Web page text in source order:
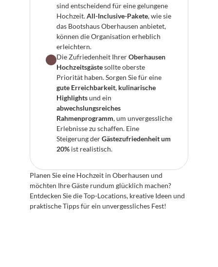
sind entscheidend für eine gelungene
Hochzeit. All-Inclusive-Pakete, wie sie
das Bootshaus Oberhausen anbietet,
können die Organisation erheblich
erleichtern.
Die Zufriedenheit Ihrer Oberhausen
Hochzeitsgäste sollte oberste
gute Erreichbarkeit, kulinarische
Highlights
abwechslungsreiches
Rahmenprogramm, um unvergessliche
Erlebnisse zu schaffen. Eine
Steigerung der Gästezufriedenheit um
20% ist realistisch.
Planen Sie eine Hochzeit in Oberhausen und
möchten Ihre Gäste rundum glücklich machen?
Entdecken Sie die Top-Locations, kreative Ideen und
praktische Tipps für ein unvergessliches Fest!